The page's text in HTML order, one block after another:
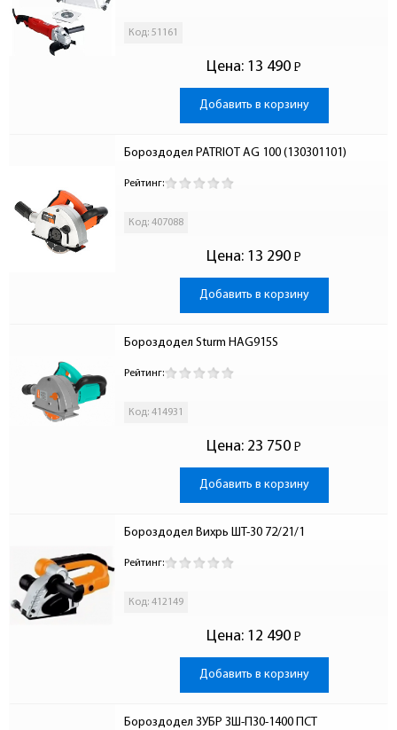
Код: 51161
Цена: 13 490 Р
-
Добавить в корзину
Бороздодел PATRIOT AG 100 (130301101)
Рейтинг:
Код: 407088
Цена: 13 290 Р
-
Добавить в корзину
Бороздодел Sturm HAG915S
Рейтинг:
Код: 414931
Цена: 23 750 Р
-
Добавить в корзину
Бороздодел Вихрь ШТ-30 72/21/1
Рейтинг:
Код: 412149
Цена: 12 490 Р
-
Добавить в корзину
Бороздодел ЗУБР ЗШ-П30-1400 ПСТ